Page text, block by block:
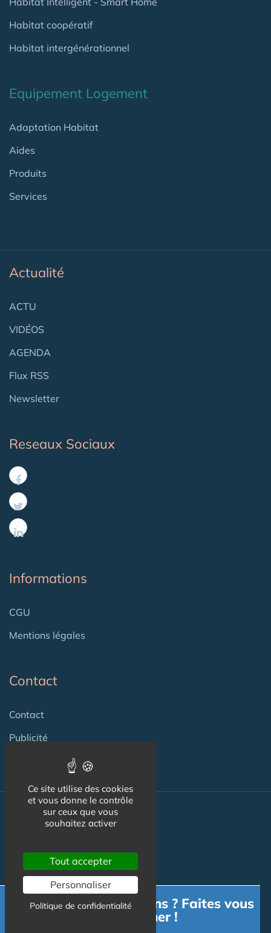
Habitat coopératif
Habitat intergénérationnel
Equipement Logement
Adaptation Habitat
Aides
Produits
Services
Actualité
ACTU
VIDÉOS
AGENDA
Flux RSS
Newsletter
Reseaux Sociaux
Informations
CGU
Mentions légales
Contact
Contact
Publicité
Nos autres sites :
Capgeris.com
Seniorissimmo.com
Besoin d'informations ? Faites vous
accompagner !
Ce site utilise des cookies
et vous donne le contrôle
sur ceux que vous
souhaitez activer
Tout accepter
Personnaliser
Politique de confidentialité